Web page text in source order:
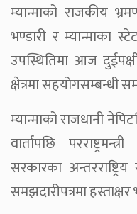
म्यान्माको राजकीय
भण्डारी र म्यान्माका
उपस्थितिमा आज
क्षेत्रमा सहयोगसम्बन्धी
म्यान्माको राजधानी
वार्तापछि
सरकारका
समझदारीपत्रमा